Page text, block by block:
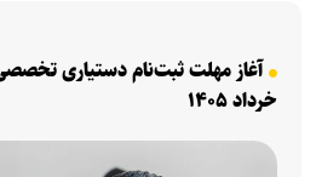
خرداد ۱۴۰۵